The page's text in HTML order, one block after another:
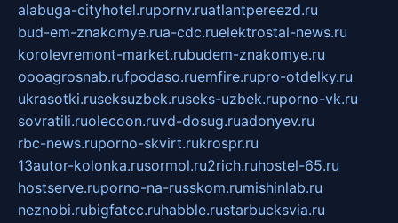
alabuga-cityhotel.rupornv.ruatlantpereezd.ru
bud-em-znakomye.rua-cdc.ruelektrostal-news.ru
korolevremont-market.rubudem-znakomye.ru
oooagrosnab.rufpodaso.ruemfire.rupro-otdelky.ru
ukrasotki.ruseksuzbek.ruseks-uzbek.ruporno-vk.ru
sovratili.ruolecoon.ruvd-dosug.ruadonyev.ru
rbc-news.ruporno-skvirt.rukrospr.ru
13autor-kolonka.rusormol.ru2rich.ruhostel-65.ru
hostserve.ruporno-na-russkom.rumishinlab.ru
neznobi.rubigfatcc.ruhabble.rustarbucksvia.ru